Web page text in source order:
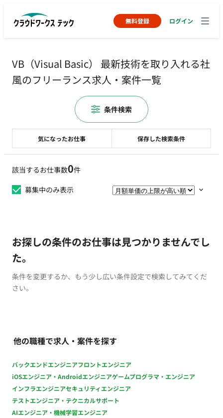
無料登録 ログイン
VB（Visual Basic） 最新技術を取り入れる社
風のフリーランス求人・案件一覧
該当するお仕事数0件
募集中のみ表示
お探しの条件のお仕事は見つかりませんでし
た。
条件を変更するか、もう少し広い条件設定で検索してみてくだ
さい。
他の職種で求人・案件を探す
バックエンドエンジニアフロントエンジニア
iOSエンジニア・Androidエンジニアゲームプログラマ・エンジニア
インフラエンジニアセキュリティエンジニア
テストエンジニア・テクニカルサポート
AIエンジニア・機械学習エンジニア
気になったお仕事 保存した検索条件
条件検索